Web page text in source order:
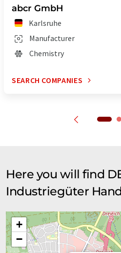
abcr GmbH
Karlsruhe
Manufacturer
Chemistry
SEARCH COMPANIES
Here you will find
Industriegüter
+
−